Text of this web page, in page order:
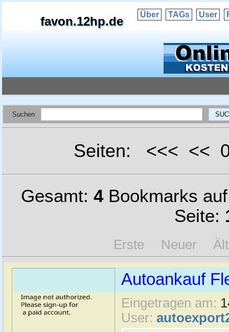
favon.12hp.de Über TAGs User
Suchen
Seiten: <<< <<
Gesamt: 4Bookmarks
Seite:
Erste Neuer
Autoankauf
Eingetragen am:
User: